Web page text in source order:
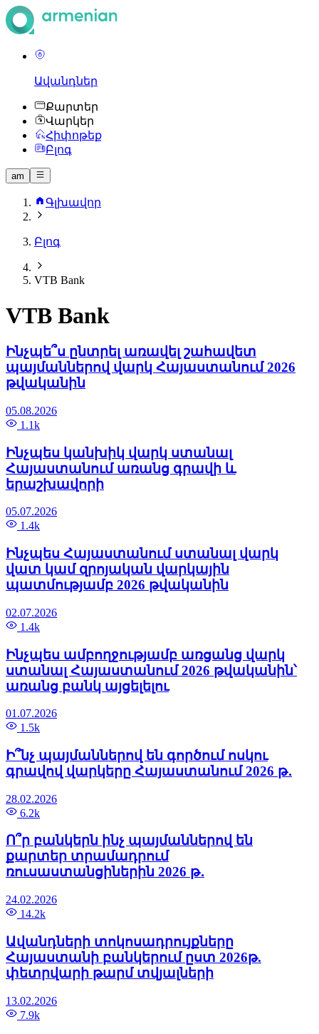
Ավանդներ
Քարտեր
Վարկեր
Հիփոթեք
Բլոգ
am
Գլխավոր
Բլոգ
VTB Bank
VTB Bank
Ինչպե՞ս ընտրել առավել շահավետ
պայմաններով վարկ Հայաստանում 2026
թվականին
05.08.2026
1.1k
Ինչպես կանխիկ վարկ ստանալ
Հայաստանում առանց գրավի և
երաշխավորի
05.07.2026
1.4k
Ինչպես Հայաստանում ստանալ վարկ
վատ կամ զրոյական վարկային
պատմությամբ 2026 թվականին
02.07.2026
1.4k
Ինչպես ամբողջությամբ առցանց վարկ
ստանալ Հայաստանում 2026 թվականին՝
առանց բանկ այցելելու
01.07.2026
1.5k
Ի՞նչ պայմաններով են գործում ոսկու
գրավով վարկերը Հայաստանում 2026 թ․
28.02.2026
6.2k
Ո՞ր բանկերն ինչ պայմաններով են
քարտեր տրամադրում
ռուսաստանցիներին 2026 թ․
24.02.2026
14.2k
Ավանդների տոկոսադրույքները
Հայաստանի բանկերում ըստ 2026թ.
փետրվարի թարմ տվյալների
13.02.2026
7.9k